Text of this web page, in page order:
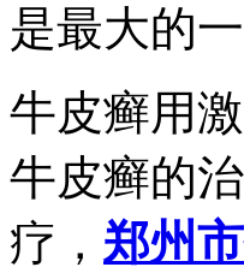
是最大的
牛皮癣用
牛皮癣的
疗， 郑州